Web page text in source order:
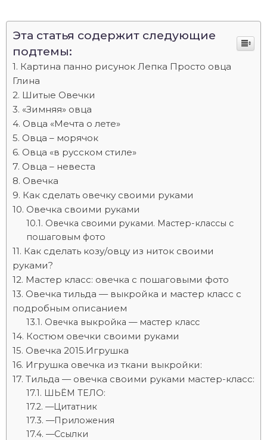
Эта статья содержит следующие
подтемы:
Картина панно рисунок Лепка Просто овца
Глина
Шитые Овечки
«Зимняя» овца
Овца «Мечта о лете»
Овца – морячок
Овца «в русском стиле»
Овца – невеста
Овечка
Как сделать овечку своими руками
Овечка своими руками
Овечка своими руками. Мастер-классы с
пошаговым фото
Как сделать козу/овцу из ниток своими
руками?
Мастер класс: овечка с пошаговыми фото
Овечка тильда — выкройка и мастер класс с
подробным описанием
Овечка выкройка — мастер класс
Костюм овечки своими руками
Овечка 2015.Игрушка
Игрушка овечка из ткани выкройки:
Тильда — овечка своими руками мастер-класс:
ШЬЁМ ТЕЛО:
—Цитатник
—Приложения
—Ссылки